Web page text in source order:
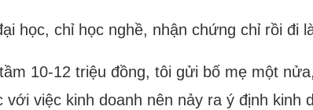
học, chỉ học nghề, nhận chứng chỉ rồi đi
10-12 triệu đồng, tôi gửi bố mẹ một
việc kinh doanh nên nảy ra ý định kinh